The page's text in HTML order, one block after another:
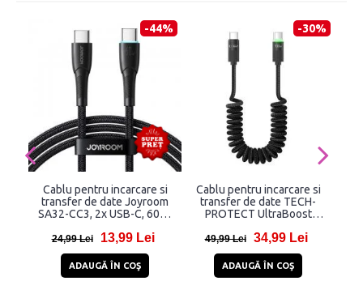
-44%
Cablu pentru incarcare si
transfer de date Joyroom
SA32-CC3, 2x USB-C, 60W,
24,99 Lei 13,99 Lei
ADAUGĂ ÎN COŞ
-30%
Cablu pentru incarcare si
transfer de date TECH-
PROTECT UltraBoost
5A, 1.8m, Negru
49,99 Lei 34,99 Lei
ADAUGĂ ÎN COŞ